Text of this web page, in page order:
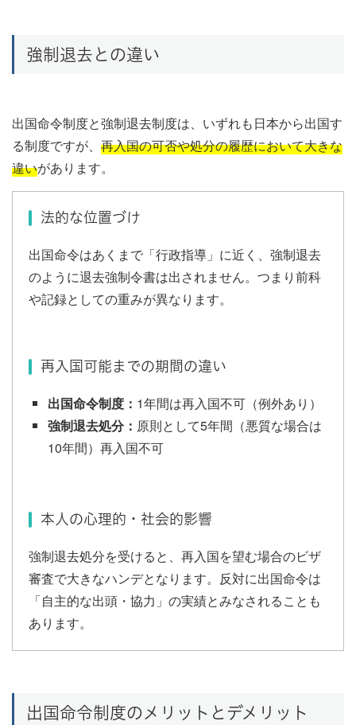
強制退去との違い
出国命令制度と強制退去制度は、いずれも日本から出国す
る制度ですが、 再入国の可否や処分の履歴において大きな
違いがあります。
法的な位置づけ
出国命令はあくまで「行政指導」に近く、強制退去
のように退去強制令書は出されません。つまり前科
や記録としての重みが異なります。
再入国可能までの期間の違い
出国命令制度： 1年間は再入国不可（例外あり）
強制退去処分： 原則として5年間（悪質な場合は
10年間）再入国不可
本人の心理的・社会的影響
強制退去処分を受けると、再入国を望む場合のビザ
審査で大きなハンデとなります。反対に出国命令は
「自主的な出頭・協力」の実績とみなされることも
あります。
出国命令制度のメリットとデメリット